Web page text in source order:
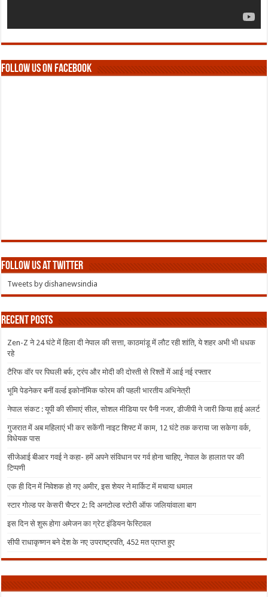
Follow us on Facebook
Follow us at Twitter
Tweets by dishanewsindia
Recent Posts
Zen-Z ने 24 घंटे में हिला दी नेपाल की सत्ता, काठमांडू में लौट रही शांति, ये शहर अभी भी धधक
रहे
टैरिफ वॉर पर पिघली बर्फ, ट्रंप और मोदी की दोस्ती से रिश्तों में आई नई रफ्तार
भूमि पेडनेकर बनीं वर्ल्ड इकोनॉमिक फोरम की पहली भारतीय अभिनेत्री
नेपाल संकट : यूपी की सीमाएं सील, सोशल मीडिया पर पैनी नजर, डीजीपी ने जारी किया हाई अलर्ट
गुजरात में अब महिलाएं भी कर सकेंगी नाइट शिफ्ट में काम, 12 घंटे तक कराया जा सकेगा वर्क,
विधेयक पास
सीजेआई बीआर गवई ने कहा- हमें अपने संविधान पर गर्व होना चाहिए, नेपाल के हालात पर की
टिप्पणी
एक ही दिन में निवेशक हो गए अमीर, इस शेयर ने मार्किट में मचाया धमाल
स्टार गोल्ड पर केसरी चैप्टर 2: दि अनटोल्ड स्टोरी ऑफ जलियांवाला बाग
इस दिन से शुरू होगा अमेजन का ग्रेट इंडियन फेस्टिवल
सीपी राधाकृष्णन बने देश के नए उपराष्ट्रपति, 452 मत प्राप्त हुए